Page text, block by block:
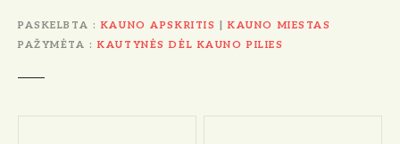
PASKELBTA KAUNO APSKRITIS |KAUNO MIESTAS
PAŽYMĖTA
KAUTYNĖS DĖL KAUNO PILIES